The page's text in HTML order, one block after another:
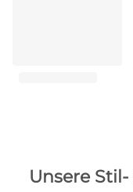
Unsere